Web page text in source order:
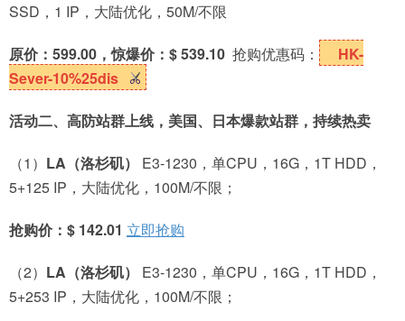
SSD，1 IP，大陆优化，50M/不限
原价：599.00，惊爆价：$ 539.10 抢购优惠码：
HK-
Sever-10%25dis
活动二、高防站群上线，美国、日本爆款站群，持续热卖
（1） LA （洛杉矶）
E3-1230，单CPU，16G，1T HDD，
5+125 IP，大陆优化，100M/不限；
抢购价：$ 142.01 立即抢购
（2） LA （洛杉矶）
E3-1230，单CPU，16G，1T HDD，
5+253 IP，大陆优化，100M/不限；